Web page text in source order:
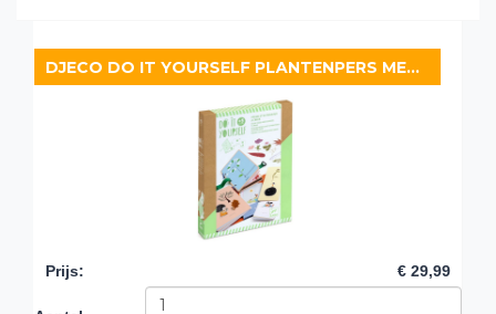
DJECO DO IT YOURSELF PLANTENPERS MET 30 PLAATJES
Prijs: € 29,99